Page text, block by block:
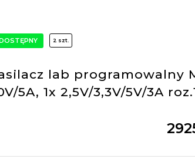
2 szt.
lab programowalny
5A, 1x 2,5V/3,3V/5V/3A